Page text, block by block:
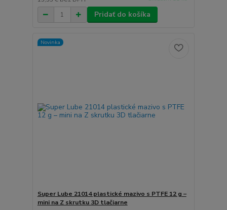
Pridať do košíka
Novinka
Super Lube 21014 plastické mazivo s PTFE 12 g –
mini na Z skrutku 3D tlačiarne